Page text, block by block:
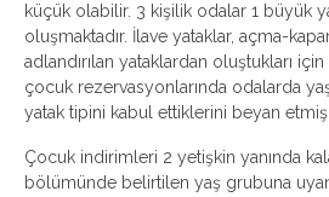
küçük olabilir. 3 kişilik odalar 1 büyük
oluşmaktadır. İlave yataklar, açma-
adlandırılan yataklardan oluştukları için
çocuk rezervasyonlarında odalarda
yatak tipini kabul ettiklerini beyan etmiş
Çocuk indirimleri 2 yetişkin yanında
bölümünde belirtilen yaş grubuna